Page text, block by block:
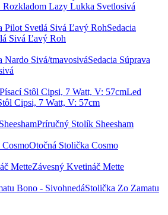
Rozkladom Lazy Lukka Svetlosivá
Sedacia
Sivá Ľavý Roh
Sedacia Súprava
Led
Cipsi, 7 Watt, V: 57cm
Príručný Stolík Sheesham
Otočná Stolička Cosmo
Závesný Kvetináč Mette
Stolička Zo Zamatu